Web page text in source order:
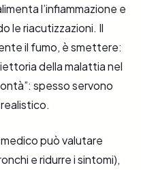
l’infiammazione e
le riacutizzazioni. Il
il fumo, è smettere:
della malattia nel
spesso servono
può valutare
e ridurre i sintomi),